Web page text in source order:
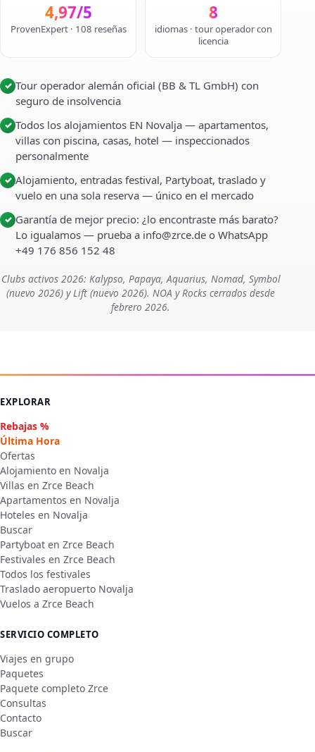
4,97/5
ProvenExpert · 108 reseñas
8
idiomas · tour operador con
licencia
✓ Tour operador alemán oficial (BB & TL GmbH) con
seguro de insolvencia
✓ Todos los alojamientos EN Novalja — apartamentos,
villas con piscina, casas, hotel — inspeccionados
personalmente
✓ Alojamiento, entradas festival, Partyboat, traslado y
vuelo en una sola reserva — único en el mercado
✓ Garantía de mejor precio: ¿lo encontraste más barato?
Lo igualamos — prueba a info@zrce.de o WhatsApp
+49 176 856 152 48
Clubs activos 2026: Kalypso, Papaya, Aquarius, Nomad, Symbol
(nuevo 2026) y Lift (nuevo 2026). NOA y Rocks cerrados desde
febrero 2026.
EXPLORAR
Rebajas %
Última Hora
Ofertas
Alojamiento en Novalja
Villas en Zrce Beach
Apartamentos en Novalja
Hoteles en Novalja
Buscar
Partyboat en Zrce Beach
Festivales en Zrce Beach
Todos los festivales
Traslado aeropuerto Novalja
Vuelos a Zrce Beach
SERVICIO COMPLETO
Viajes en grupo
Paquetes
Paquete completo Zrce
Consultas
Contacto
Buscar